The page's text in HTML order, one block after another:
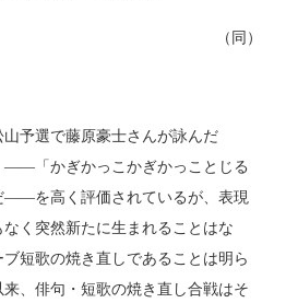
（同）
予選で藤原豪士さんが詠んだ
ぎかっこかぎかっことじる
――を高く評価されているが、表現
く突然新たに生まれることはな
短歌の焼き直しであることは明ら
、俳句・短歌の焼き直し合戦はそ